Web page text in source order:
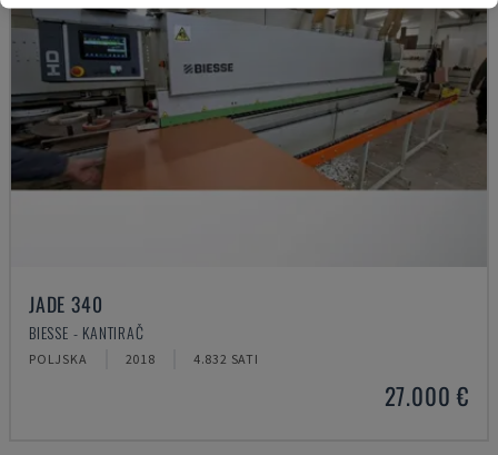
JADE 340
BIESSE - KANTIRAČ
POLJSKA 2018 4.832 SATI
27.000 €